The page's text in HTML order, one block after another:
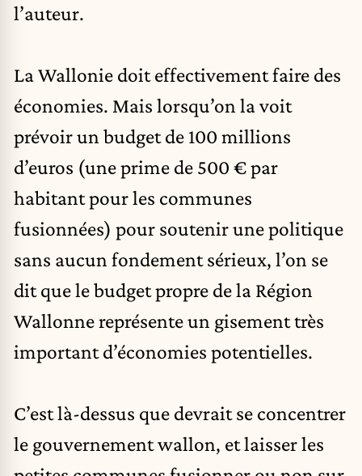
l’auteur.
La Wallonie doit effectivement faire des
économies. Mais lorsqu’on la voit
prévoir un budget de 100 millions
d’euros (une prime de 500 € par
habitant pour les communes
fusionnées) pour soutenir une politique
sans aucun fondement sérieux, l’on se
dit que le budget propre de la Région
Wallonne représente un gisement très
important d’économies potentielles.
C’est là-dessus que devrait se concentrer
le gouvernement wallon, et laisser les